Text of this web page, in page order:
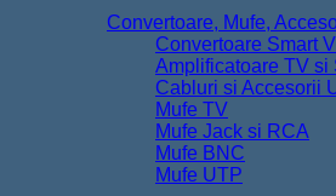
Convertoare, Mufe,
Convertoare Smart
Amplificatoare TV si
Cabluri si Accesorii
Mufe TV
Mufe Jack si RCA
Mufe BNC
Mufe UTP